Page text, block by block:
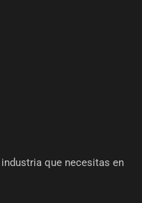
que necesitas en